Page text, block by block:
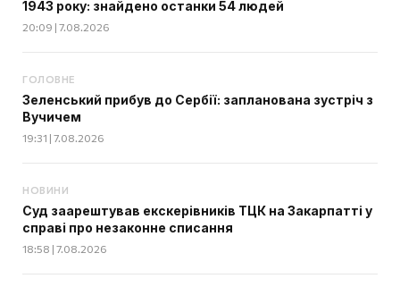
1943 року: знайдено останки 54 людей
20:09 | 7.08.2026
ГОЛОВНЕ
Зеленський прибув до Сербії: запланована зустріч з
Вучичем
19:31 | 7.08.2026
НОВИНИ
Суд заарештував екскерівників ТЦК на Закарпатті у
справі про незаконне списання
18:58 | 7.08.2026